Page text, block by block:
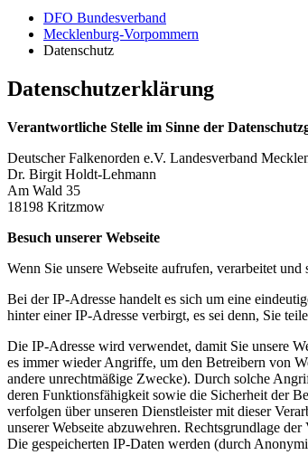
DFO Bundesverband
Mecklenburg-Vorpommern
Datenschutz
Datenschutzerklärung
Verantwortliche Stelle im Sinne der
Deutscher Falkenorden e.V. Landesverband
Dr. Birgit Holdt-Lehmann
Am Wald 35
18198 Kritzmow
Besuch unserer Webseite
Wenn Sie unsere Webseite aufrufen, verarbeitet
Bei der IP-Adresse handelt es sich um eine
hinter einer IP-Adresse verbirgt, es sei denn, Sie
Die IP-Adresse wird verwendet, damit Sie unsere
es immer wieder Angriffe, um den Betreibern von
andere unrechtmäßige Zwecke). Durch solche
deren Funktionsfähigkeit sowie die Sicherheit der
verfolgen über unseren Dienstleister mit dieser
unserer Webseite abzuwehren. Rechtsgrundlage
Die gespeicherten IP-Daten werden (durch